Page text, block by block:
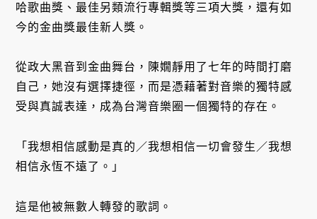
哈歌曲獎、最佳另類流行專輯獎等三項大獎，還有如
今的金曲獎最佳新人獎。
從政大黑音到金曲舞台，陳嫺靜用了七年的時間打磨
自己，她沒有選擇捷徑，而是憑藉著對音樂的獨特感
受與真誠表達，成為台灣音樂圈一個獨特的存在。
「我想相信感動是真的／我想相信一切會發生／我想
相信永恆不遠了。」
這是他被無數人轉發的歌詞。